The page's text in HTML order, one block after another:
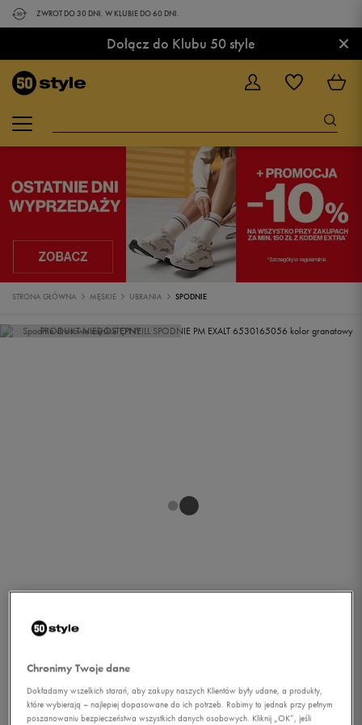
ZWROT DO 30 DNI. W KLUBIE DO 60 DNI.
Dołącz do Klubu 50 style ×
STRONA GŁÓWNA MĘSKIE UBRANIA SPODNIE
PRODUKT NIEDOSTĘPNY
O'NEILL SPODNIE PM
Chronimy Twoje dane
Dokładamy wszelkich starań, aby zakupy naszych Klientów były udane, a produkty,
które wybierają – najlepiej dopasowane do ich potrzeb. Robimy to jednak przy pełnym
poszanowaniu bezpieczeństwa wszystkich danych osobowych. Kliknij „OK”, jeśli